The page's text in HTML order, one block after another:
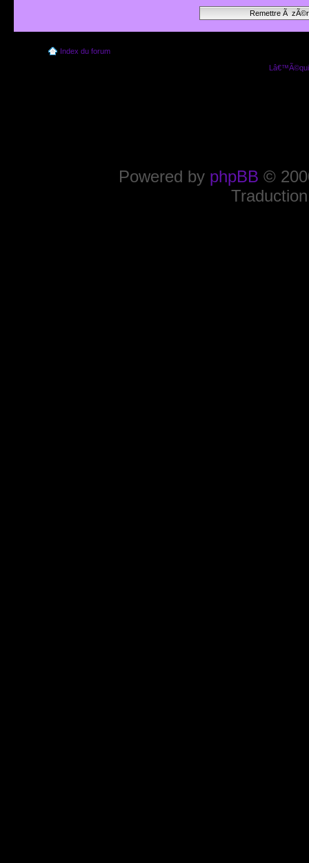
Index du forum
Powered by phpBB ©